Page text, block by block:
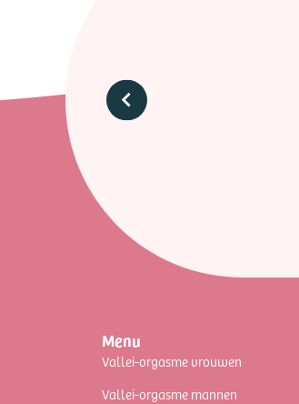
Menu
Vallei-orgasme vrouwen
Vallei-orgasme mannen